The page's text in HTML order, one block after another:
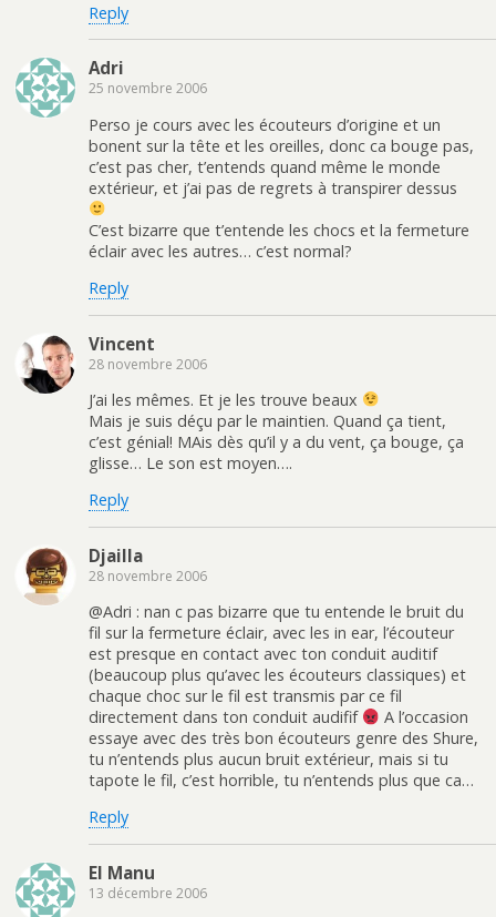
Reply
Adri
25 novembre 2006
Perso je cours avec les écouteurs d’origine et un
bonent sur la tête et les oreilles, donc ca bouge pas,
c’est pas cher, t’entends quand même le monde
extérieur, et j’ai pas de regrets à transpirer dessus
C’est bizarre que t’entende les chocs et la fermeture
éclair avec les autres… c’est normal?
Reply
Vincent
28 novembre 2006
J’ai les mêmes. Et je les trouve beaux
Mais je suis déçu par le maintien. Quand ça tient,
c’est génial! MAis dès qu’il y a du vent, ça bouge, ça
glisse… Le son est moyen….
Reply
Djailla
28 novembre 2006
@Adri : nan c pas bizarre que tu entende le bruit du
fil sur la fermeture éclair, avec les in ear, l’écouteur
est presque en contact avec ton conduit auditif
(beaucoup plus qu’avec les écouteurs classiques) et
chaque choc sur le fil est transmis par ce fil
directement dans ton conduit audifif
A l’occasion
essaye avec des très bon écouteurs genre des Shure,
tu n’entends plus aucun bruit extérieur, mais si tu
tapote le fil, c’est horrible, tu n’entends plus que ca…
Reply
El Manu
13 décembre 2006